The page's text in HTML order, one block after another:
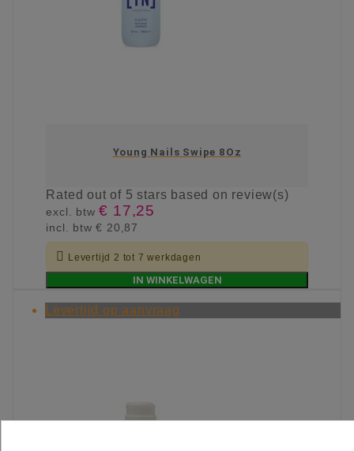
Young Nails Swipe 8Oz
Ratedout of 5 stars based on review(s)
excl. btw€ 17,25
incl. btw€ 20,87
 Levertijd 2 tot 7 werkdagen
IN WINKELWAGEN
Levertijd op aanvraag